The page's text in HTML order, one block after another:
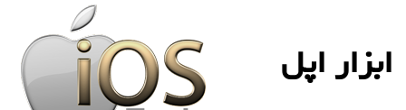
ابزار اپل